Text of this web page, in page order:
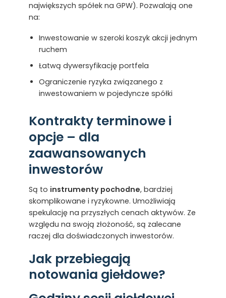
największych spółek na GPW). Pozwalają one
na:
Inwestowanie w szeroki koszyk akcji jednym
ruchem
Łatwą dywersyfikację portfela
Ograniczenie ryzyka związanego z
inwestowaniem w pojedyncze spółki
Kontrakty terminowe i
opcje – dla
zaawansowanych
inwestorów
Są to instrumenty pochodne, bardziej
skomplikowane i ryzykowne. Umożliwiają
spekulację na przyszłych cenach aktywów. Ze
względu na swoją złożoność, są zalecane
raczej dla doświadczonych inwestorów.
Jak przebiegają
notowania giełdowe?